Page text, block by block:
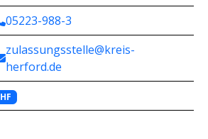
05223-988-3
zulassungsstelle@kreis-
herford.de
HF